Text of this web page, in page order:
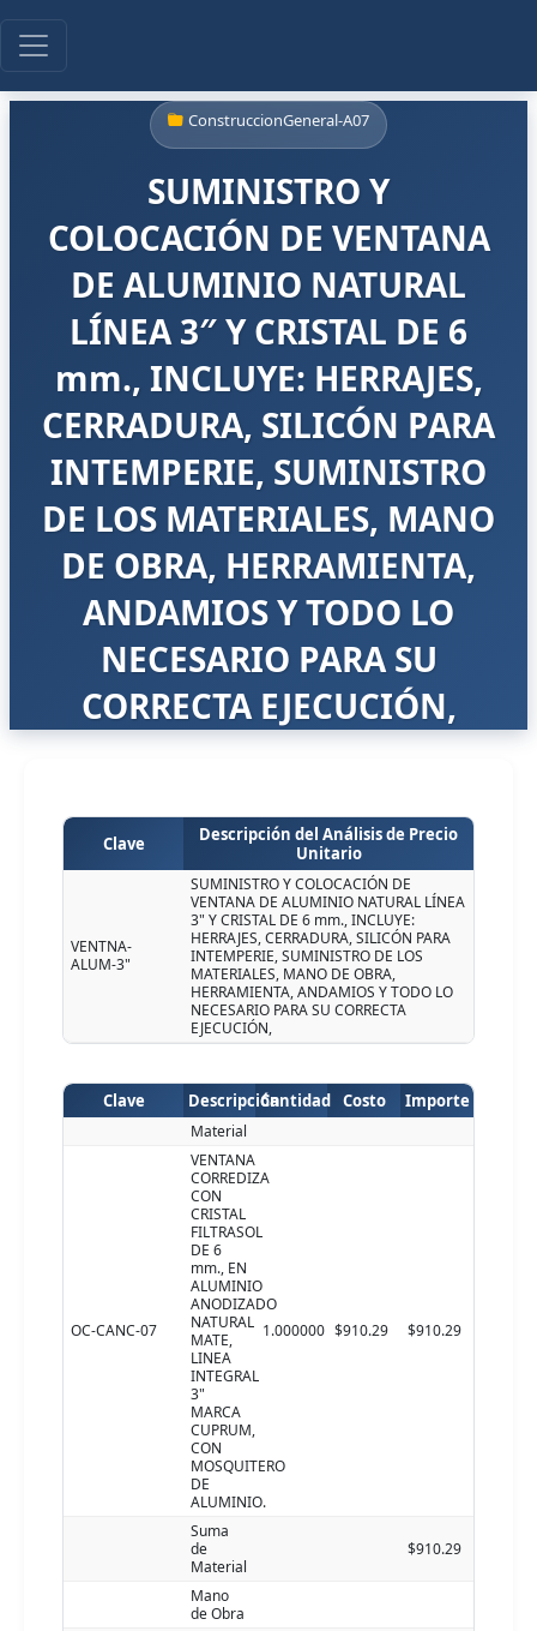
ConstruccionGeneral-A07
SUMINISTRO Y
COLOCACIÓN DE VENTANA
DE ALUMINIO NATURAL
LÍNEA 3″ Y CRISTAL DE 6
mm., INCLUYE: HERRAJES,
CERRADURA, SILICÓN PARA
INTEMPERIE, SUMINISTRO
DE LOS MATERIALES, MANO
DE OBRA, HERRAMIENTA,
ANDAMIOS Y TODO LO
NECESARIO PARA SU
CORRECTA EJECUCIÓN,
Clave
Descripción del Análisis de Precio
Unitario
VENTNA-
ALUM-3"
SUMINISTRO Y COLOCACIÓN DE
VENTANA DE ALUMINIO NATURAL LÍNEA
3" Y CRISTAL DE 6 mm., INCLUYE:
HERRAJES, CERRADURA, SILICÓN PARA
INTEMPERIE, SUMINISTRO DE LOS
MATERIALES, MANO DE OBRA,
HERRAMIENTA, ANDAMIOS Y TODO LO
NECESARIO PARA SU CORRECTA
EJECUCIÓN,
Clave DescripciónCantidad Costo Importe
Material
OC-CANC-07
VENTANA
CORREDIZA
CON
CRISTAL
FILTRASOL
DE 6
mm., EN
ALUMINIO
ANODIZADO
NATURAL
MATE,
LINEA
INTEGRAL
3"
MARCA
CUPRUM,
CON
MOSQUITERO
DE
ALUMINIO.
1.000000 $910.29 $910.29
Suma
de
Material
$910.29
Mano
de Obra